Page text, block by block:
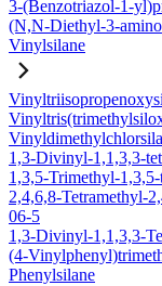
3-(Benzotriazol-1-
(N,N-Diethyl-3-
Vinylsilane
1,3-Divinyl-1,1,3,3-
1,3,5-Trimethyl-
2,4,6,8-Tetramethyl-
06-5
1,3-Divinyl-1,1,3,3-
(4-
Phenylsilane